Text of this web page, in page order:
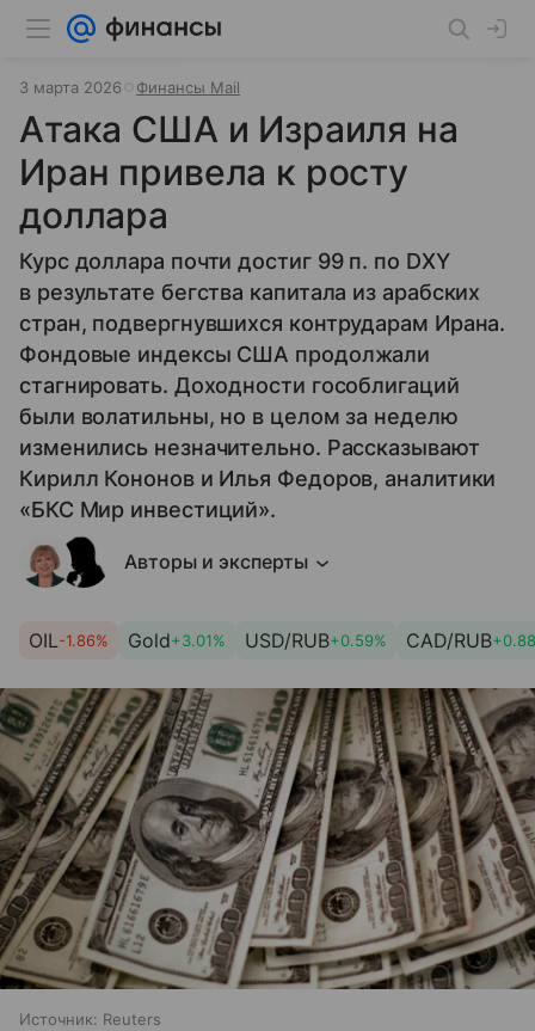
3 марта 2026 Финансы Mail
Атака США и Израиля на
Иран привела к росту
доллара
Курс доллара почти достиг 99 п. по DXY
в результате бегства капитала из арабских
стран, подвергнувшихся контрударам Ирана.
Фондовые индексы США продолжали
стагнировать. Доходности гособлигаций
были волатильны, но в целом за неделю
изменились незначительно. Рассказывают
Кирилл Кононов и Илья Федоров, аналитики
«БКС Мир инвестиций».
Авторы и эксперты
OIL-1.86% Gold+3.01% USD/RUB+0.59% CAD/RUB
Источник: Reuters